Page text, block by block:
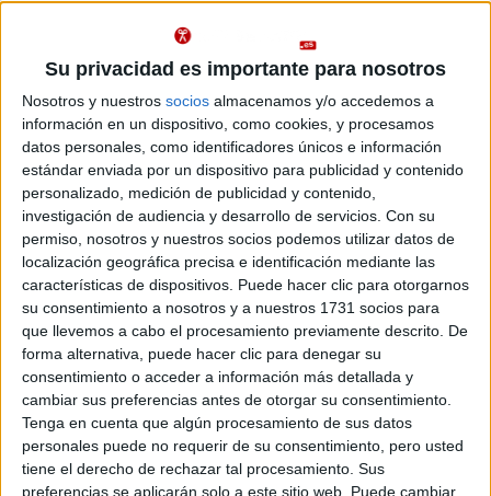
Su privacidad es importante para nosotros
Nosotros y nuestros socios almacenamos y/o accedemos a
información en un dispositivo, como cookies, y procesamos
datos personales, como identificadores únicos e información
estándar enviada por un dispositivo para publicidad y contenido
personalizado, medición de publicidad y contenido,
investigación de audiencia y desarrollo de servicios. Con su
permiso, nosotros y nuestros socios podemos utilizar datos de
localización geográfica precisa e identificación mediante las
características de dispositivos. Puede hacer clic para otorgarnos
su consentimiento a nosotros y a nuestros 1731 socios para
que llevemos a cabo el procesamiento previamente descrito. De
forma alternativa, puede hacer clic para denegar su
consentimiento o acceder a información más detallada y
cambiar sus preferencias antes de otorgar su consentimiento.
Tenga en cuenta que algún procesamiento de sus datos
personales puede no requerir de su consentimiento, pero usted
tiene el derecho de rechazar tal procesamiento. Sus
preferencias se aplicarán solo a este sitio web. Puede cambiar
(castellano/
Valencia
Nota de corte
6,779
Bilingüe
(castellano/
cooficial)
Doble Grado en Ciencias Ambientales + Ciencias y
Tecnologías del Mar
Universitat Politècnica de València
Universidad Pública
Duración:5,0 años
Precio del primer curso:1.144 €
Pídeles información ¡GRATIS!
Presencial
Bilingüe
(castellano/
cooficial)
Grado en Ciencias Ambientales
Universitat Politècnica de València
Web de la facultad:http://www.gandia.upv.es/
Duración: 4,0 años
Precio del primer curso:1.040 €
Pídeles información ¡GRATIS!